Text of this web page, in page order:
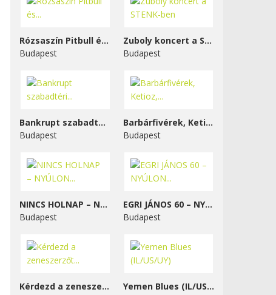
Rózsaszín Pitbull és...
Budapest
Zuboly koncert a STENK-ben
Budapest
Bankrupt szabadtéri...
Budapest
Barbárfivérek, Ketioz,...
Budapest
NINCS HOLNAP – NYÚLON...
Budapest
EGRI JÁNOS 60 – NYÚLON...
Budapest
Kérdezd a zeneszerzőt...
Yemen Blues (IL/US/UY)